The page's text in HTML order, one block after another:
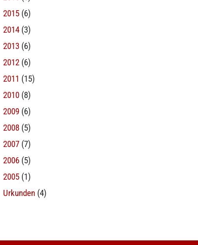
2015 (6)
2014 (3)
2013 (6)
2012 (6)
2011 (15)
2010 (8)
2009 (6)
2008 (5)
2007 (7)
2006 (5)
2005 (1)
Urkunden (4)